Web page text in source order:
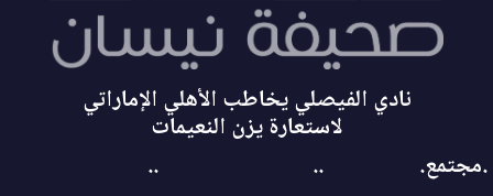
نادي الفيصلي يخاطب الأهلي الإماراتي
لاستعارة يزن النعيمات
.مجتمع.
..
..